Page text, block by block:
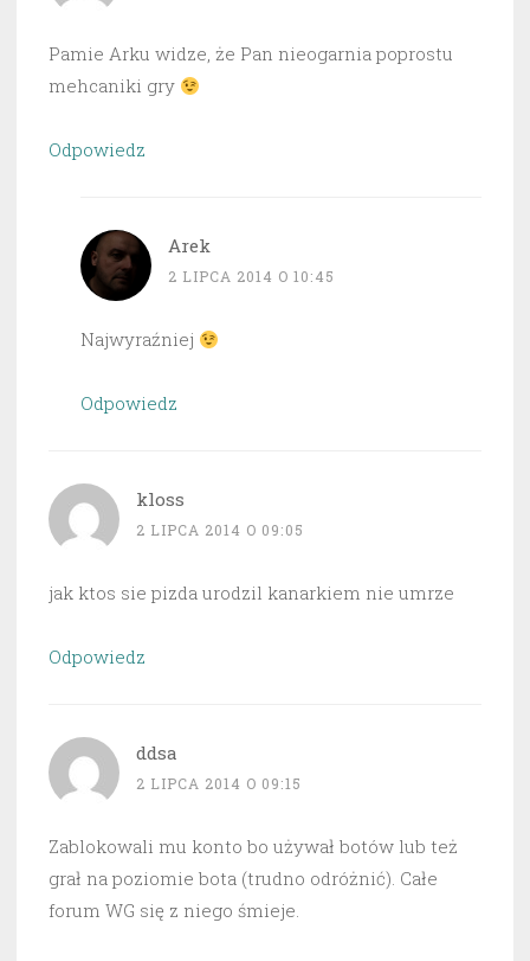
Pamie Arku widze, że Pan nieogarnia poprostu
mehcaniki gry
Odpowiedz
Arek
2 LIPCA 2014 O 10:45
Najwyraźniej
Odpowiedz
kloss
2 LIPCA 2014 O 09:05
jak ktos sie pizda urodzil kanarkiem nie umrze
Odpowiedz
ddsa
2 LIPCA 2014 O 09:15
Zablokowali mu konto bo używał botów lub też
grał na poziomie bota (trudno odróżnić). Całe
forum WG się z niego śmieje.